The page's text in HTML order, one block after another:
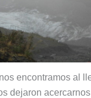
encontramos al
dejaron